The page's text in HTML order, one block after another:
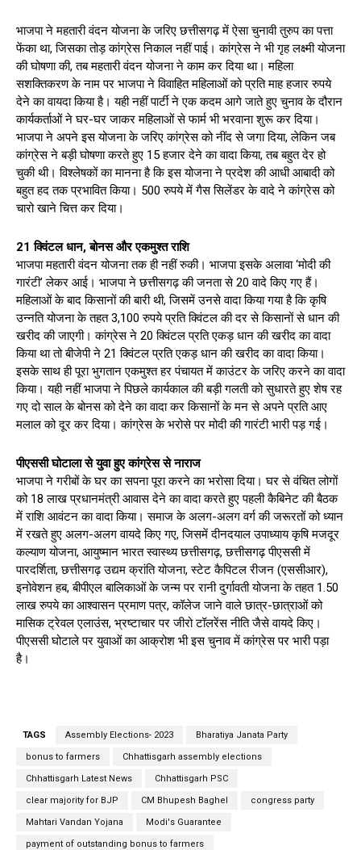
भाजपा ने महतारी वंदन योजना के जरिए छत्तीसगढ़ में ऐसा चुनावी तुरुप का पत्ता
फेंका था, जिसका तोड़ कांग्रेस निकाल नहीं पाई। कांग्रेस ने भी गृह लक्ष्मी योजना
की घोषणा की, तब महतारी वंदन योजना ने काम कर दिया था। महिला
सशक्तिकरण के नाम पर भाजपा ने विवाहित महिलाओं को प्रति माह हजार रुपये
देने का वायदा किया है। यही नहीं पार्टी ने एक कदम आगे जाते हुए चुनाव के दौरान
कार्यकर्ताओं ने घर-घर जाकर महिलाओं से फार्म भी भरवाना शुरू कर दिया।
भाजपा ने अपने इस योजना के जरिए कांग्रेस को नींद से जगा दिया, लेकिन जब
कांग्रेस ने बड़ी घोषणा करते हुए 15 हजार देने का वादा किया, तब बहुत देर हो
चुकी थी। विश्लेषकों का मानना है कि इस योजना ने प्रदेश की आधी आबादी को
बहुत हद तक प्रभावित किया। 500 रुपये में गैस सिलेंडर के वादे ने कांग्रेस को
चारो खाने चित्त कर दिया।
21 क्विंटल धान, बोनस और एकमुश्त राशि
भाजपा महतारी वंदन योजना तक ही नहीं रुकी। भाजपा इसके अलावा ‘मोदी की
गारंटी’ लेकर आई। भाजपा ने छत्तीसगढ़ की जनता से 20 वादे किए गए हैं।
महिलाओं के बाद किसानों की बारी थी, जिसमें उनसे वादा किया गया है कि कृषि
उन्नति योजना के तहत 3,100 रुपये प्रति क्विंटल की दर से किसानों से धान की
खरीद की जाएगी। कांग्रेस ने 20 क्विंटल प्रति एकड़ धान की खरीद का वादा
किया था तो बीजेपी ने 21 क्विंटल प्रति एकड़ धान की खरीद का वादा किया।
इसके साथ ही पूरा भुगतान एकमुश्त हर पंचायत में काउंटर के जरिए करने का वादा
किया। यही नहीं भाजपा ने पिछले कार्यकाल की बड़ी गलती को सुधारते हुए शेष रह
गए दो साल के बोनस को देने का वादा कर किसानों के मन से अपने प्रति आए
मलाल को दूर कर दिया। कांग्रेस के भरोसे पर मोदी की गारंटी भारी पड़ गई।
पीएससी घोटाला से युवा हुए कांग्रेस से नाराज
भाजपा ने गरीबों के घर का सपना पूरा करने का भरोसा दिया। घर से वंचित लोगों
को 18 लाख प्रधानमंत्री आवास देने का वादा करते हुए पहली कैबिनेट की बैठक
में राशि आवंटन का वादा किया। समाज के अलग-अलग वर्ग की जरूरतों को ध्यान
में रखते हुए अलग-अलग वायदे किए गए, जिसमें दीनदयाल उपाध्याय कृषि मजदूर
कल्याण योजना, आयुष्मान भारत स्वास्थ्य छत्तीसगढ़, छत्तीसगढ़ पीएससी में
पारदर्शिता, छत्तीसगढ़ उद्यम क्रांति योजना, स्टेट कैपिटल रीजन (एससीआर),
इनोवेशन हब, बीपीएल बालिकाओं के जन्म पर रानी दुर्गावती योजना के तहत 1.50
लाख रुपये का आश्वासन प्रमाण पत्र, कॉलेज जाने वाले छात्र-छात्राओं को
मासिक ट्रेवल एलाउंस, भ्रष्टाचार पर जीरो टॉलरेंस नीति जैसे वायदे किए।
पीएससी घोटाले पर युवाओं का आक्रोश भी इस चुनाव में कांग्रेस पर भारी पड़ा
है।
TAGS Assembly Elections- 2023 Bharatiya Janata Party
bonus to farmers Chhattisgarh assembly elections
Chhattisgarh Latest News Chhattisgarh PSC
clear majority for BJP CM Bhupesh Baghel congress party
Mahtari Vandan Yojana Modi's Guarantee
payment of outstanding bonus to farmers